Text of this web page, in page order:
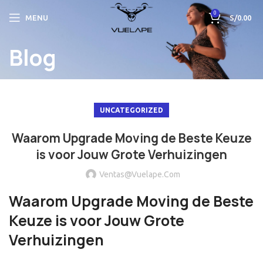
MENU
0
S/0.00
Blog
UNCATEGORIZED
Waarom Upgrade Moving de Beste Keuze
is voor Jouw Grote Verhuizingen
Ventas@vuelape.com
Waarom Upgrade Moving de Beste
Keuze is voor Jouw Grote
Verhuizingen